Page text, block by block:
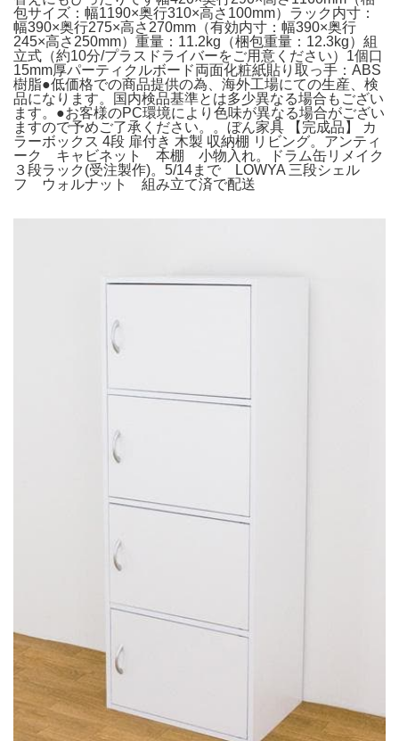
包サイズ：幅1190×奥行310×高さ100mm）ラック内寸：
幅390×奥行275×高さ270mm（有効内寸：幅390×奥行
245×高さ250mm）重量：11.2kg（梱包重量：12.3kg）組
立式（約10分/プラスドライバーをご用意ください）1個口
15mm厚パーティクルボード両面化粧紙貼り取っ手：ABS
樹脂●低価格での商品提供の為、海外工場にての生産、検
品になります。国内検品基準とは多少異なる場合もござい
ます。●お客様のPC環境により色味が異なる場合がござい
ますので予めご了承ください。。ぼん家具 【完成品】 カ
ラーボックス 4段 扉付き 木製 収納棚 リビング。アンティ
ーク キャビネット 本棚 小物入れ。ドラム缶リメイク
３段ラック(受注製作)。5/14まで LOWYA 三段シェル
フ ウォルナット 組み立て済で配送